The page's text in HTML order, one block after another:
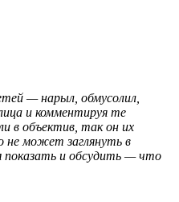
— нарыл, обмусолил,
и комментируя те
в объектив, так он их
не может заглянуть в
и обсудить — что